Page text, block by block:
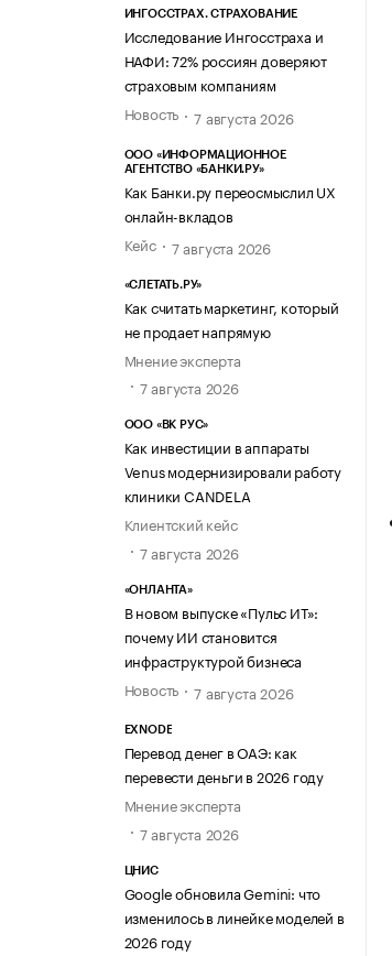
ИНГОССТРАХ. СТРАХОВАНИЕ
Исследование Ингосстраха и
НАФИ: 72% россиян доверяют
страховым компаниям
Новость
7 августа 2026
ООО «ИНФОРМАЦИОННОЕ
АГЕНТСТВО «БАНКИ.РУ»
Как Банки.ру переосмыслил UX
онлайн-вкладов
Кейс
7 августа 2026
«СЛЕТАТЬ.РУ»
Как считать маркетинг, который
не продает напрямую
Мнение эксперта
7 августа 2026
ООО «ВК РУС»
Как инвестиции в аппараты
Venus модернизировали работу
клиники CANDELA
Клиентский кейс
7 августа 2026
«ОНЛАНТА»
В новом выпуске «Пульс ИТ»:
почему ИИ становится
инфраструктурой бизнеса
Новость
7 августа 2026
EXNODE
Перевод денег в ОАЭ: как
перевести деньги в 2026 году
Мнение эксперта
7 августа 2026
ЦНИС
Google обновила Gemini: что
изменилось в линейке моделей в
2026 году